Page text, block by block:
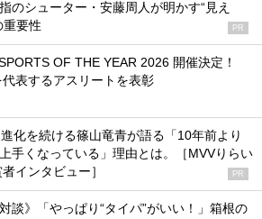
のシューター・安藤周人が明かす“見え
重要性
PR
OF THE YEAR 2026 開催決定！
表するアスリートを表彰
化を続ける篠山竜青が語る「10年前より
手くなっている」理由とは。［MVVりらい
インタビュー］
PR
対談》「やっぱり“タイパ”がいい！」箱根の